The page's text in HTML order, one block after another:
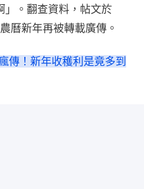
」。翻查資料，帖文於
曆新年再被轉載廣傳。
傳！新年收穫利是竟多到